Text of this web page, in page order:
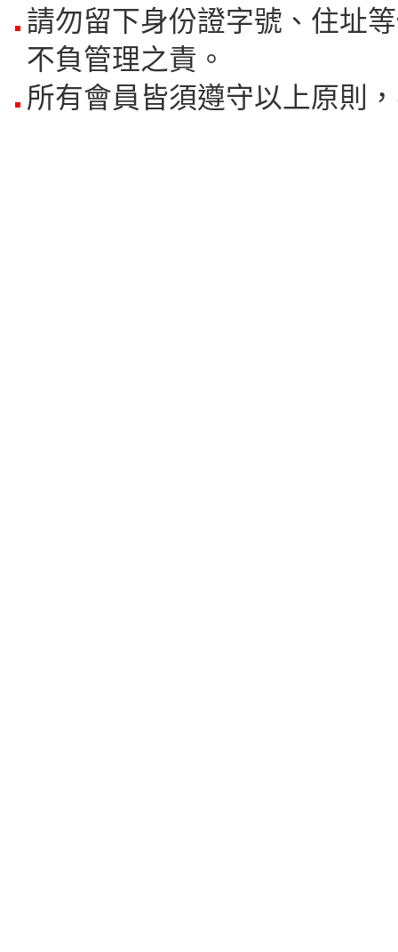
請勿留下身份證字號、住址
不負管理之責。
所有會員皆須遵守以上原則